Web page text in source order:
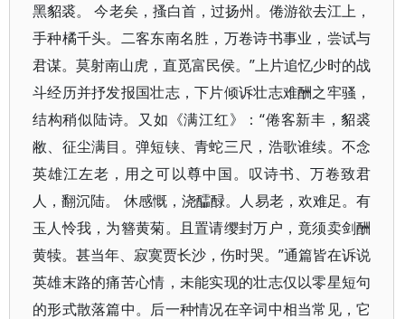
黑貂裘。 今老矣，搔白首，过扬州。倦游欲去江上，
手种橘千头。二客东南名胜，万卷诗书事业，尝试与
君谋。莫射南山虎，直觅富民侯。”上片追忆少时的战
斗经历并抒发报国壮志，下片倾诉壮志难酬之牢骚，
结构稍似陆诗。又如《满江红》：“倦客新丰，貂裘
敝、征尘满目。弹短铗、青蛇三尺，浩歌谁续。不念
英雄江左老，用之可以尊中国。叹诗书、万卷致君
人，翻沉陆。 休感慨，浇醽醁。人易老，欢难足。有
玉人怜我，为簪黄菊。且置请缨封万户，竟须卖剑酬
黄犊。甚当年、寂寞贾长沙，伤时哭。”通篇皆在诉说
英雄末路的痛苦心情，未能实现的壮志仅以零星短句
的形式散落篇中。后一种情况在辛词中相当常见，它